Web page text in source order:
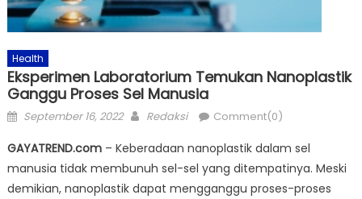
Health
Eksperimen Laboratorium Temukan Nanoplastik
Ganggu Proses Sel Manusia
Posted
September 16, 2022 Author
Redaksi Comment(0)
GAYATREND.com– Keberadaan nanoplastik dalam sel
manusia tidak membunuh sel-sel yang ditempatinya. Meski
demikian, nanoplastik dapat mengganggu proses-proses